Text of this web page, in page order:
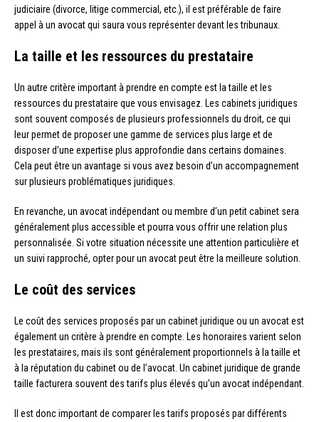
judiciaire (divorce, litige commercial, etc.), il est préférable de faire
appel à un avocat qui saura vous représenter devant les tribunaux.
La taille et les ressources du prestataire
Un autre critère important à prendre en compte est la taille et les
ressources du prestataire que vous envisagez. Les cabinets juridiques
sont souvent composés de plusieurs professionnels du droit, ce qui
leur permet de proposer une gamme de services plus large et de
disposer d’une expertise plus approfondie dans certains domaines.
Cela peut être un avantage si vous avez besoin d’un accompagnement
sur plusieurs problématiques juridiques.
En revanche, un avocat indépendant ou membre d’un petit cabinet sera
généralement plus accessible et pourra vous offrir une relation plus
personnalisée. Si votre situation nécessite une attention particulière et
un suivi rapproché, opter pour un avocat peut être la meilleure solution.
Le coût des services
Le coût des services proposés par un cabinet juridique ou un avocat est
également un critère à prendre en compte. Les honoraires varient selon
les prestataires, mais ils sont généralement proportionnels à la taille et
à la réputation du cabinet ou de l’avocat. Un cabinet juridique de grande
taille facturera souvent des tarifs plus élevés qu’un avocat indépendant.
Il est donc important de comparer les tarifs proposés par différents